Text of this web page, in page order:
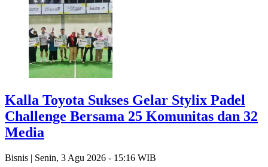
Kalla Toyota Sukses Gelar Stylix Padel
Challenge Bersama 25 Komunitas dan 32
Media
Bisnis | Senin, 3 Agu 2026 - 15:16 WIB